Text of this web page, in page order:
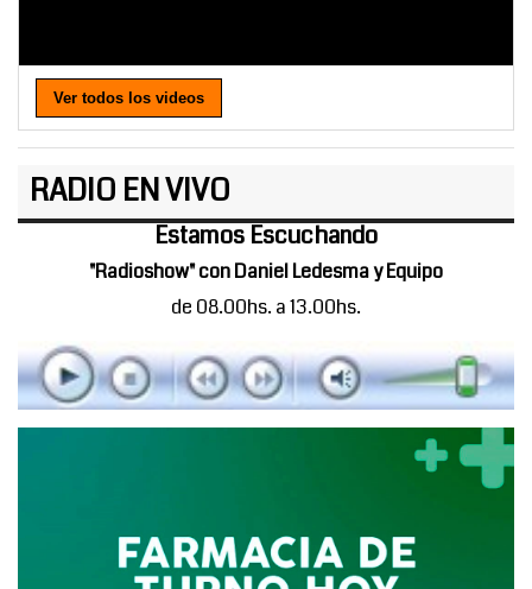
Ver todos los videos
RADIO EN VIVO
Estamos Escuchando
"Radioshow" con Daniel Ledesma y Equipo
de 08.00hs. a 13.00hs.